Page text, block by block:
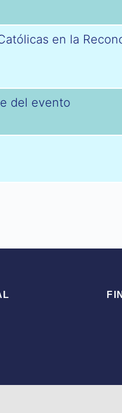
en la
del evento